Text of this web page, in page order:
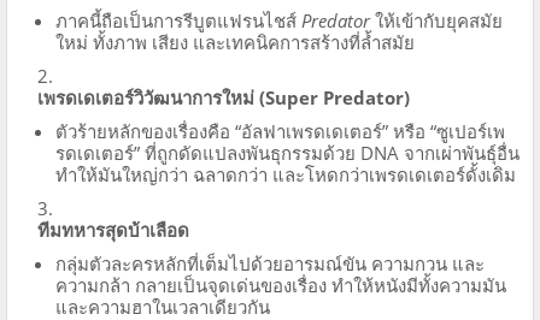
ภาคนี้ถือเป็นการรีบูตแฟรนไชส์ Predatorให้เข้ากับยุคสมัย
ใหม่ ทั้งภาพ เสียง และเทคนิคการสร้างที่ล้ำสมัย
เพรดเดเตอร์วิวัฒนาการใหม่ (Super Predator)
ตัวร้ายหลักของเรื่องคือ “อัลฟาเพรดเดเตอร์” หรือ “ซูเปอร์เพ
รดเดเตอร์” ที่ถูกดัดแปลงพันธุกรรมด้วย DNA จากเผ่าพันธุ์อื่น
ทำให้มันใหญ่กว่า ฉลาดกว่า และโหดกว่าเพรดเดเตอร์ดั้งเดิม
ทีมทหารสุดบ้าเลือด
กลุ่มตัวละครหลักที่เต็มไปด้วยอารมณ์ขัน ความกวน และ
ความกล้า กลายเป็นจุดเด่นของเรื่อง ทำให้หนังมีทั้งความมัน
และความฮาในเวลาเดียวกัน